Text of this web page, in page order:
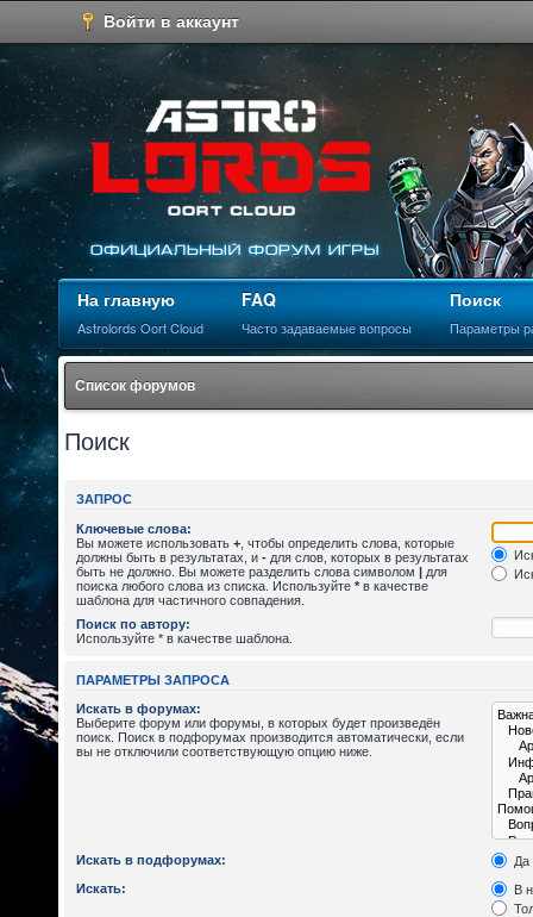
Войти в аккаунт
На главную
Astrolords Oort Cloud
FAQ
Часто задаваемые вопросы
Поиск
Параметры
Список форумов
Поиск
ЗАПРОС
Ключевые слова:
Вы можете использовать + , чтобы определить слова, которые
должны быть в результатах, и - для слов, которых в результатах
быть не должно. Вы можете разделить слова символом | для
поиска любого слова из списка. Используйте * в качестве
шаблона для частичного совпадения.
Поиск по автору:
Используйте * в качестве шаблона.
ПАРАМЕТРЫ ЗАПРОСА
Искать в форумах:
Выберите форум или форумы, в которых будет произведён
поиск. Поиск в подфорумах производится автоматически, если
вы не отключили соответствующую опцию ниже.
Искать в подфорумах:
Да
Искать:
В